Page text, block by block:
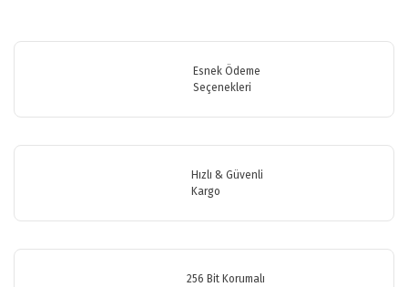
iletebilirsiniz.
Ürün fiyatı diğer sitelerden daha pahalı.
Esnek Ödeme
Seçenekleri
Hızlı & Güvenli
Kargo
256 Bit Korumalı